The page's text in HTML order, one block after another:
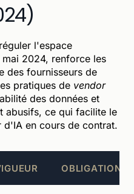
l'espace
2024, renforce les
des fournisseurs de
pratiques de vendor
des données et
abusifs, ce qui facilite le
d'IA en cours de contrat.
OBLIGATIONS